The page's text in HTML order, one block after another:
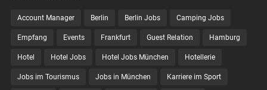
Account Manager Berlin Berlin Jobs Camping Jobs
Empfang Events Frankfurt Guest Relation Hamburg
Hotel Hotel Jobs Hotel Jobs München Hotellerie
Jobs im Tourismus Jobs in München Karriere im Sport